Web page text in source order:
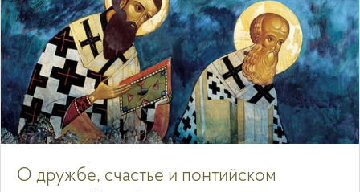
О дружбе, счастье и понтийском